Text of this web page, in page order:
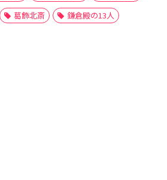
葛飾北斎 鎌倉殿の13人